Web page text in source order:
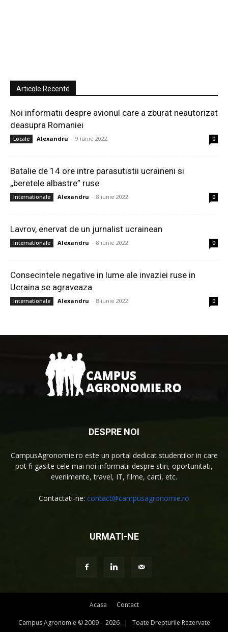
Articole Recente
Noi informatii despre avionul care a zburat neautorizat
deasupra Romaniei
Locale Alexandru - 9 iunie 2022 0
Batalie de 14 ore intre parasutistii ucraineni si
„beretele albastre” ruse
Internationale Alexandru - 8 iunie 2022 0
Lavrov, enervat de un jurnalist ucrainean
Internationale Alexandru - 8 iunie 2022 0
Consecintele negative in lume ale invaziei ruse in
Ucraina se agraveaza
Internationale Alexandru - 8 iunie 2022 0
DESPRE NOI
CampusAgronomie.ro este un portal dedicat studentilor in care
pot fi gasite cele mai noi informatii despre stiri, oportunitati,
evenimente, travel, IT, filme, carti, etc.
Contactati-ne: contact@campusagronomie.ro
URMATI-NE
Acasa Contact
Campus Agronomie © 2009 - 2026 | Toate Drepturile Rezervate